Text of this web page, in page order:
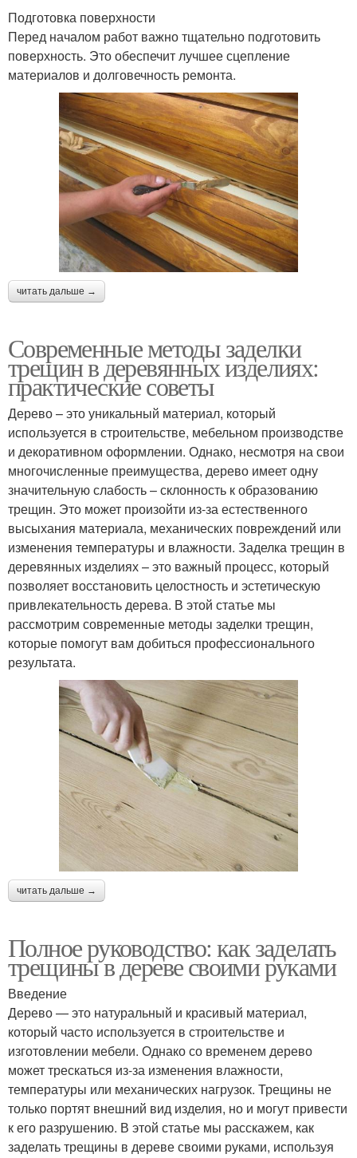
Подготовка поверхности
Перед началом работ важно тщательно подготовить
поверхность. Это обеспечит лучшее сцепление
материалов и долговечность ремонта.
читать дальше →
Современные методы заделки
трещин в деревянных изделиях:
практические советы
Дерево – это уникальный материал, который
используется в строительстве, мебельном производстве
и декоративном оформлении. Однако, несмотря на свои
многочисленные преимущества, дерево имеет одну
значительную слабость – склонность к образованию
трещин. Это может произойти из-за естественного
высыхания материала, механических повреждений или
изменения температуры и влажности. Заделка трещин в
деревянных изделиях – это важный процесс, который
позволяет восстановить целостность и эстетическую
привлекательность дерева. В этой статье мы
рассмотрим современные методы заделки трещин,
которые помогут вам добиться профессионального
результата.
читать дальше →
Полное руководство: как заделать
трещины в дереве своими руками
Введение
Дерево — это натуральный и красивый материал,
который часто используется в строительстве и
изготовлении мебели. Однако со временем дерево
может трескаться из-за изменения влажности,
температуры или механических нагрузок. Трещины не
только портят внешний вид изделия, но и могут привести
к его разрушению. В этой статье мы расскажем, как
заделать трещины в дереве своими руками, используя